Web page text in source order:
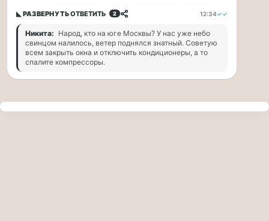
|
16:00
Петр
Ильич
Чайковский
—
из
самых
◣ РАЗВЕРНУТЬОТВЕТИТЬ 2 12:34✓✓
Никита: Народ, кто на юге Москвы? У нас уже небо
свинцом налилось, ветер поднялся знатный. Советую
всем закрыть окна и отключить кондиционеры, а то
спалите компрессоры.